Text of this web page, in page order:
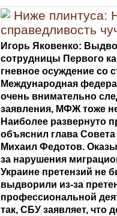
Ниже плинтуса:
справедливость
Игорь Яковенко:
сотрудницы Первого
гневное осуждение со
Международная
очень внимательно
заявления, МФЖ тоже
Наиболее развернуто
объяснил глава
Михаил Федотов.
за нарушения
Украине претензий не
выдворили из-за
профессиональной
так, СБУ заявляет, что